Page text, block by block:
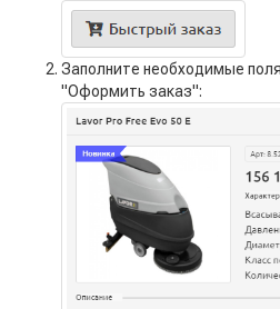
Заполните необходимые
"Оформить заказ":